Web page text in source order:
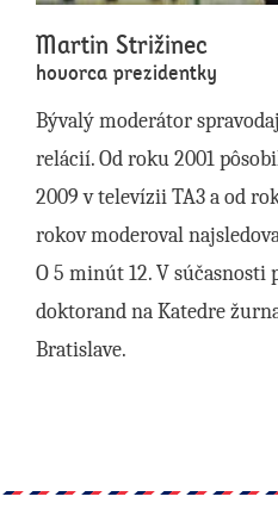
Martin Strižinec
hovorca prezidentky
Bývalý moderátor
relácií. Od roku 2001
2009 v televízii TA3 a od
rokov moderoval
O 5 minút 12. V súčasnosti
doktorand na Katedre
Bratislave.